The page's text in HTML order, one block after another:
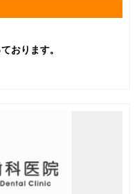
おります。